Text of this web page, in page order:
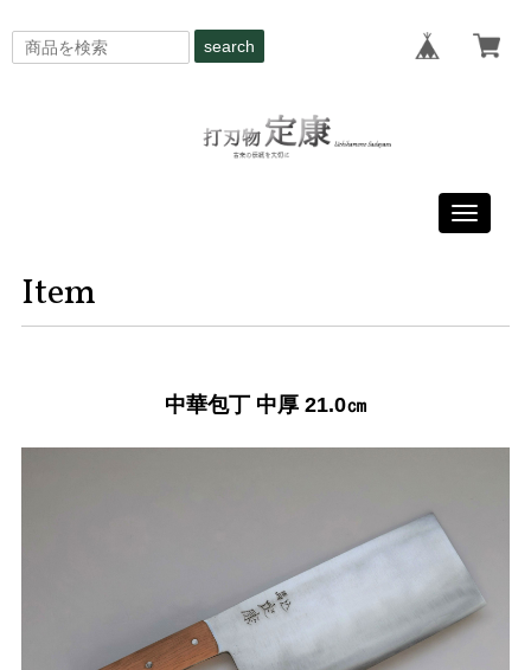
search
Toggle
Item
中華包丁 中厚 21.0㎝